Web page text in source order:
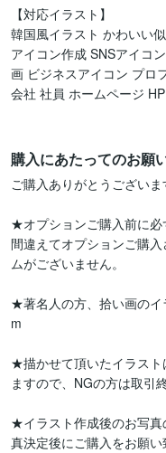
【対応イラスト】
韓国風イラスト かわいい
アイコン作成 SNSアイコ
画 ビジネスアイコン プロ
会社 社員 ホームページ
購入にあたってのお願
ご購入ありがとうございま
★オプションご購入前に
間違えてオプションご購
ムがございません。
★著名人の方、拾い画の
m
★描かせて頂いたイラスト
ますので、NGの方は取引
★イラスト作成後のお写真
真決定後にご購入をお願